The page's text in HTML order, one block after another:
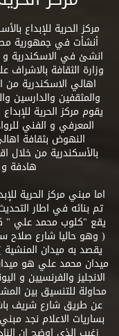
مركز الحرية للإبداع
أنشأت في جمهورية
انشئ في الاسكندرية و
وزارة الثقافة بالاشراف
اهالي الاسكندرية من
والمثقفين والدارسين
يقوم مركز الحرية
المعرفي و الفني
النهوض بثقافة
بالأسكندرية من خلال
هادفة
اما مبني مركز الحرية
تم بنائه في اطار
يقع "كلوب محمد علي "
( وهو حاليا شارع صلاح
يقصد به ميدان
ميدان محمد علي هو
الانجليز والفرنسيين و
محاولة للتنسيق بين
عن طريق شارع شريف
بساريات الاعلام نجد